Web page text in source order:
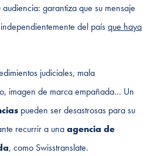
garantiza que su mensaje
del paísque haya
judiciales, mala
imagen de marca empañada… Un
pueden ser desastrosas para su
recurrir a unaagencia de
, como Swisstranslate.